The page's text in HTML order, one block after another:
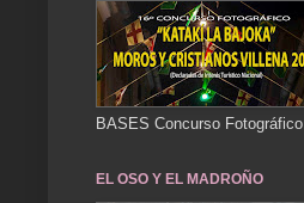
BASES Concurso Fotográfico
EL OSO Y EL MADROÑO